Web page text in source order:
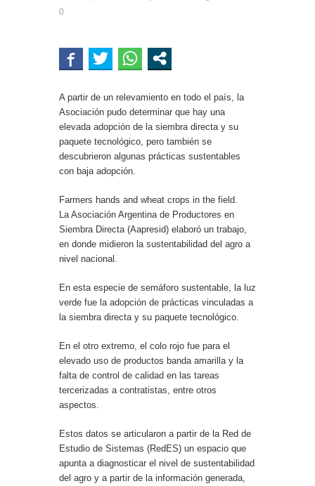
0
A partir de un relevamiento en todo el país, la
Asociación pudo determinar que hay una
elevada adopción de la siembra directa y su
paquete tecnológico, pero también se
descubrieron algunas prácticas sustentables
con baja adopción.
Farmers hands and wheat crops in the field.
La Asociación Argentina de Productores en
Siembra Directa (Aapresid) elaboró un trabajo,
en donde midieron la sustentabilidad del agro a
nivel nacional.
En esta especie de semáforo sustentable, la luz
verde fue la adopción de prácticas vinculadas a
la siembra directa y su paquete tecnológico.
En el otro extremo, el colo rojo fue para el
elevado uso de productos banda amarilla y la
falta de control de calidad en las tareas
tercerizadas a contratistas, entre otros
aspectos.
Estos datos se articularon a partir de la Red de
Estudio de Sistemas (RedES) un espacio que
apunta a diagnosticar el nivel de sustentabilidad
del agro y a partir de la información generada,